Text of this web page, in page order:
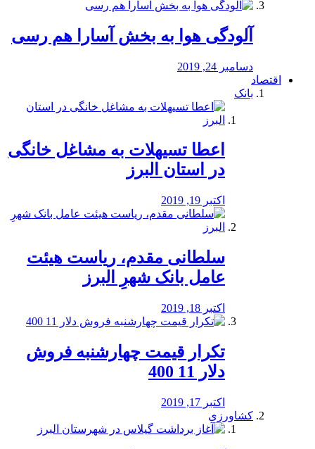
آلودگی هوا به بخش آسارا هم رسی
دسامبر 24, 2019
اقتصاد
بانک
️اعطا تسیهلات به مشاغل خانگی
در استان البرز
اکتبر 19, 2019
سلطانی مقدم، ریاست هیئت
عامل بانک شهرِ البرز
اکتبر 18, 2019
تکرار قیمت چهارشنبه فروش
دلار 11 400
اکتبر 17, 2019
کشاورزی